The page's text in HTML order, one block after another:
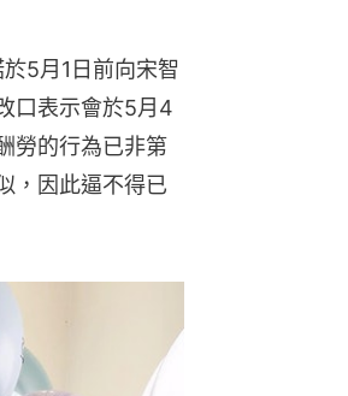
5月1日前向宋智
口表示會於5月4
勞的行為已非第
，因此逼不得已